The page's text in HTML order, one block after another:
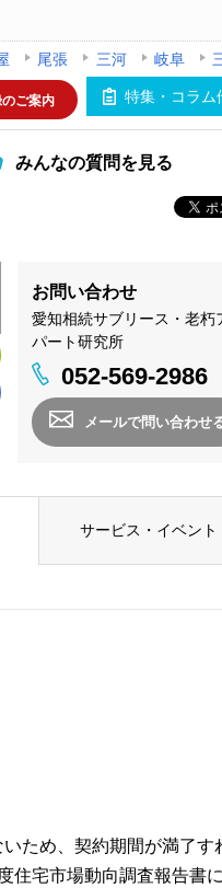
尾張 三河 岐阜
特集・コラム
ご案内
みんなの質問を見る
お問い合わせ
愛知相続サブリース・老朽
パート研究所
052-569-2986
メールで問い合わせ
サービス・イベント
ため、契約期間が満了す
住宅市場動向調査報告書